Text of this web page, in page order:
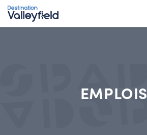
Accéder au contenu principal
EMPLOIS